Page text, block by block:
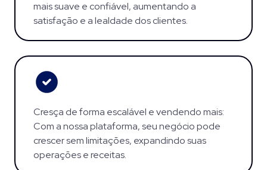
mais suave e confiável, aumentando a
satisfação e a lealdade dos clientes.
Cresça de forma escalável e vendendo mais:
Com a nossa plataforma, seu negócio pode
crescer sem limitações, expandindo suas
operações e receitas.